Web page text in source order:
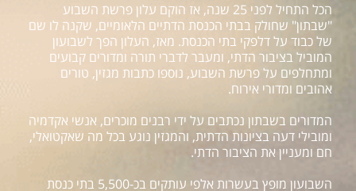
הכל התחיל לפני 25 שנה, אז הוקם עלון פרשת השבוע
"שבתון" שחולק בבתי הכנסת הדתיים הלאומיים, שקנה לו שם
של כבוד על דלפקי בתי הכנסת. מאז, העלון הפך לשבועון
המוביל בציבור הדתי, ומעבר לדברי תורה ומדורים קבועים
ומתחלפים על פרשת השבוע, נוספו כתבות מגזין, טורים
אהובים ומדורי אירוח.
המדורים בשבתון נכתבים על ידי רבנים מוכרים, אנשי אקדמיה
ומובילי דעה בציונות הדתית, והמגזין נוגע בכל מה שאקטואלי,
חם ומעניין את הציבור הדתי.
השבועון מופץ בעשרות אלפי עותקים בכ-5,500 בתי כנסת